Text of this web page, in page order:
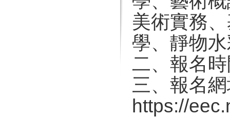
美術實務
學、靜物
二、報名
三、報名
https://